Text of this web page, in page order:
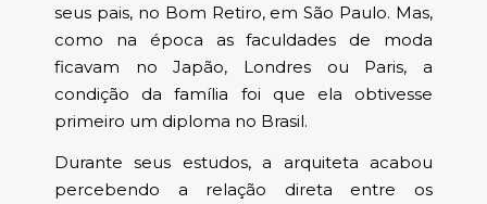
seus pais, no Bom Retiro, em São Paulo. Mas,
como na época as faculdades de moda
ficavam no Japão, Londres ou Paris, a
condição da família foi que ela obtivesse
primeiro um diploma no Brasil.
Durante seus estudos, a arquiteta acabou
percebendo a relação direta entre os